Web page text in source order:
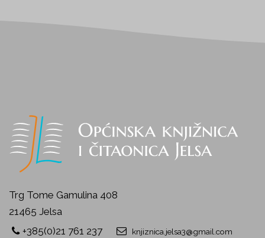
Trg Tome Gamulina 408
21465 Jelsa
+385(0)21 761 237
knjiznica.jelsa3@gmail.com